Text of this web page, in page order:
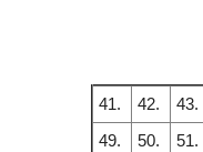
41. 42. 43.
49.
50. 51.